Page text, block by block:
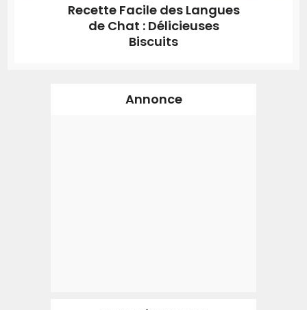
Recette Facile des Langues
de Chat : Délicieuses
Biscuits
Annonce